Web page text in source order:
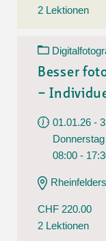
2 Lektionen
Besser
–
01.01.26 -
Donnerstag
08:00 -
CHF 220.00
2 Lektionen